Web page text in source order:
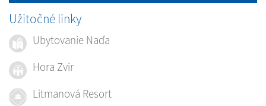
Užitočné linky
Ubytovanie Naďa
Hora Zvir
Litmanová Resort